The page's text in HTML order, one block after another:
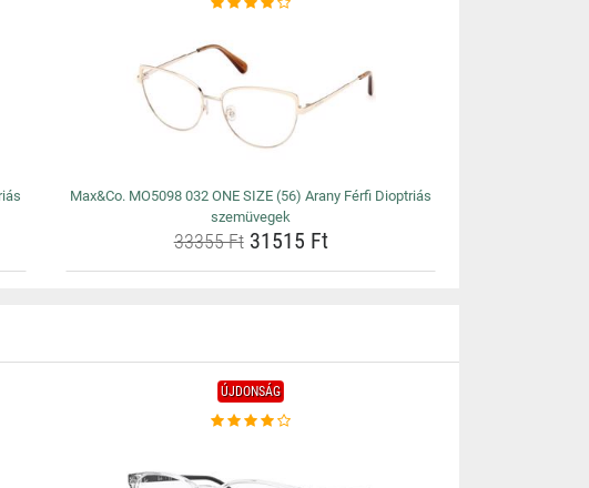
Max&Co. MO5098 032 ONE SIZE (56) Arany Férfi Dioptriás
szemüvegek
33355 Ft31515 Ft
ÚJDONSÁG